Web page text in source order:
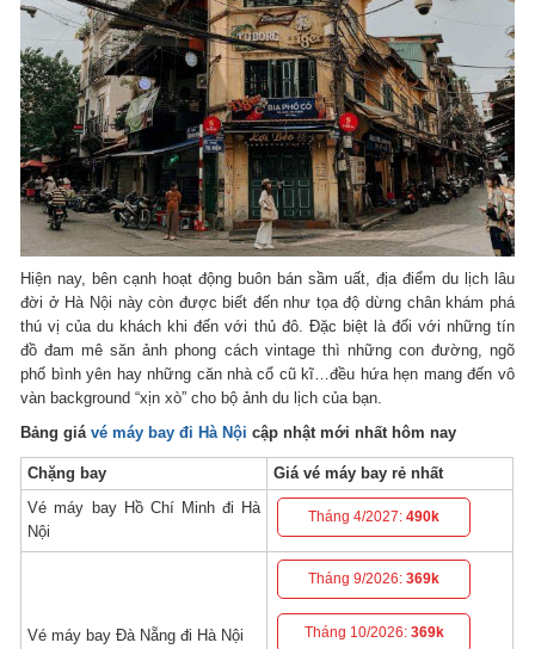
Hiện nay, bên cạnh hoạt động buôn bán sầm uất, địa điểm du lịch lâu
đời ở Hà Nội này còn được biết đến như tọa độ dừng chân khám phá
thú vị của du khách khi đến với thủ đô. Đặc biệt là đối với những tín
đồ đam mê săn ảnh phong cách vintage thì những con đường, ngõ
phố bình yên hay những căn nhà cổ cũ kĩ…đều hứa hẹn mang đến vô
vàn background “xịn xò” cho bộ ảnh du lịch của bạn.
Bảng giávé máy bay đi Hà Nội cập nhật mới nhất hôm nay
Chặng bay
Giá vé máy bay rẻ nhất
Vé máy bay Hồ Chí Minh đi Hà
Nội
Tháng 4/2027:490k
Vé máy bay Đà Nẵng đi Hà Nội
Tháng 9/2026:369k
Tháng 10/2026: 369k